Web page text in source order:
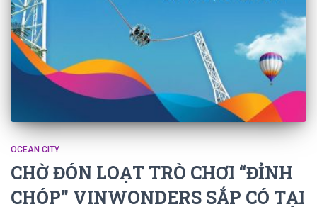
OCEAN CITY
CHỜ ĐÓN LOẠT TRÒ CHƠI “ĐỈNH
CHÓP” VINWONDERS SẮP CÓ TẠI